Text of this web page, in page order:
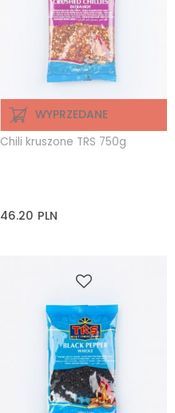
WYPRZEDANE
Chili kruszone TRS 750g
46.20 PLN